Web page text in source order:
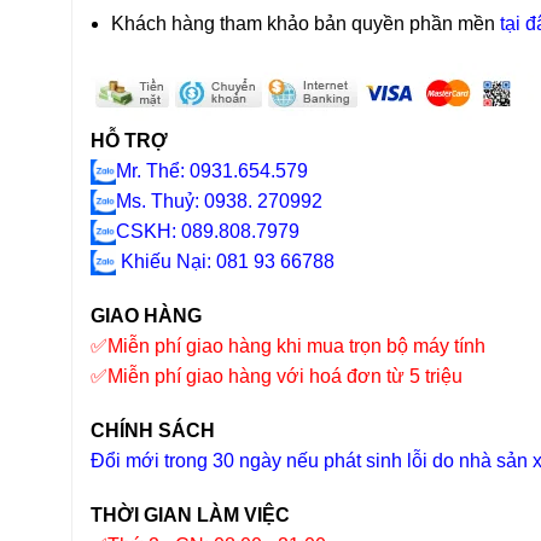
Khách hàng tham khảo bản quyền phần mền tại
HỖ TRỢ
Mr. Thể: 0931.654.579
Ms. Thuỷ: 0938. 270992
CSKH: 089.808.7979
Khiếu Nại: 081 93 66788
GIAO HÀNG
✅Miễn phí giao hàng khi mua trọn bộ máy tính
✅Miễn phí giao hàng với hoá đơn từ 5 triệu
CHÍNH SÁCH
Đổi mới trong 30 ngày nếu phát sinh lỗi do nhà sản
THỜI GIAN LÀM VIỆC